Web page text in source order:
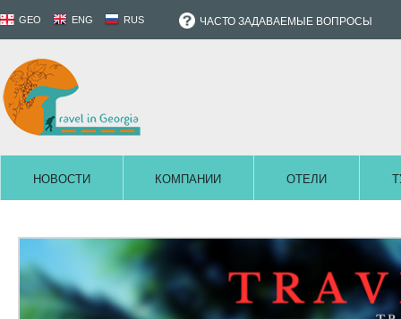
GEO ENG RUS ЧАСТО ЗАДАВАЕМЫЕ ВОПРОСЫ
НОВОСТИ КОМПАНИИ ОТЕЛИ